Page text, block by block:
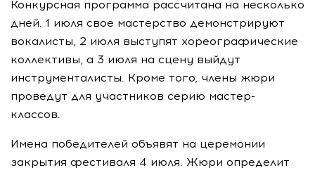
Конкурсная программа рассчитана на несколько
дней. 1 июля свое мастерство демонстрируют
вокалисты, 2 июля выступят хореографические
коллективы, а 3 июля на сцену выйдут
инструменталисты. Кроме того, члены жюри
проведут для участников серию мастер-
классов.
Имена победителей объявят на церемонии
закрытия фестиваля 4 июля. Жюри определит